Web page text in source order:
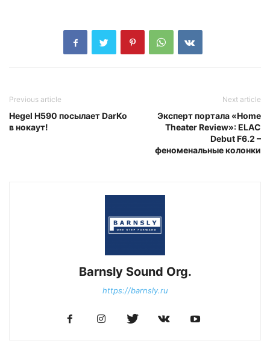
Previous article
Hegel H590 посылает DarKo
в нокаут!
Next article
Эксперт портала «Home
Theater Review»: ELAC
Debut F6.2 –
феноменальные колонки
Barnsly Sound Org.
https://barnsly.ru